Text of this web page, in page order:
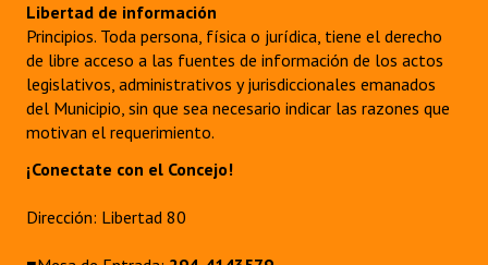
Libertad de información
Principios. Toda persona, física o jurídica, tiene el derecho
de libre acceso a las fuentes de información de los actos
legislativos, administrativos y jurisdiccionales emanados
del Municipio, sin que sea necesario indicar las razones que
motivan el requerimiento.
¡Conectate con el Concejo!
Dirección: Libertad 80